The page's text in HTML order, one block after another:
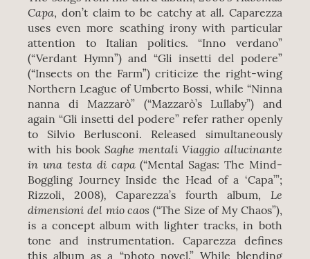
Capa, don’t claim to be catchy at all. Caparezza
uses even more scathing irony with particular
attention to Italian politics. “Inno verdano”
(“Verdant Hymn”) and “Gli insetti del podere”
(“Insects on the Farm”) criticize the right-wing
Northern League of Umberto Bossi, while “Ninna
nanna di Mazzarò” (“Mazzarò’s Lullaby”) and
again “Gli insetti del podere” refer rather openly
to Silvio Berlusconi. Released simultaneously
with his book Saghe mentali Viaggio allucinante
in una testa di capa(“Mental Sagas: The Mind-
Boggling Journey Inside the Head of a ‘Capa’”;
Rizzoli, 2008),Caparezza’s fourth album, Le
dimensioni del mio caos (“The Size of My Chaos”),
is a concept album with lighter tracks, in both
tone and instrumentation. Caparezza defines
this album as a “photo novel.” While blending